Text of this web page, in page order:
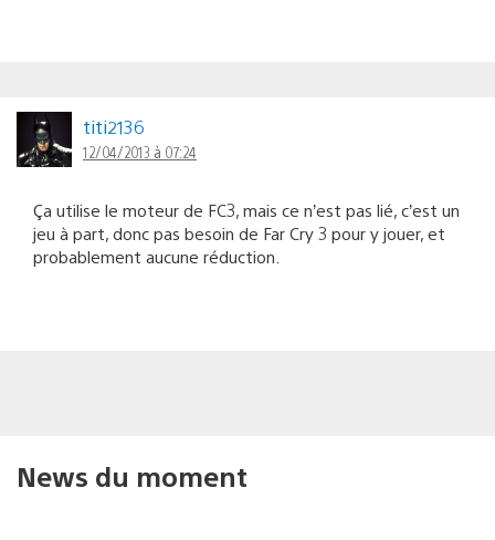
titi2136
12/04/2013 à 07:24
Ça utilise le moteur de FC3, mais ce n’est pas lié, c’est un
jeu à part, donc pas besoin de Far Cry 3 pour y jouer, et
probablement aucune réduction.
News du moment